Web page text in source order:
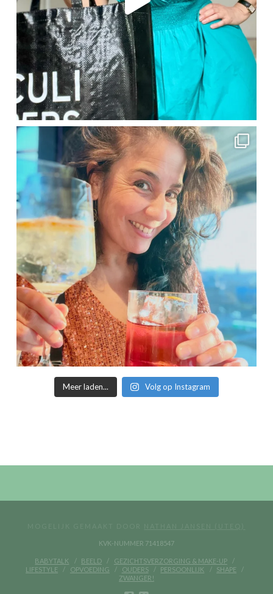
Meer laden... Volg op Instagram
KVK-NUMMER 71418547
BABYTALK BEELD
GEZICHTSVERZORGING & MAKE-UP
LIFESTYLE
OPVOEDING OUDERS PERSOONLIJK
SHAPE
ZWANGER!